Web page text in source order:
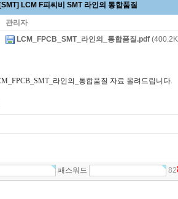
[SMT] LCM F피씨비 SMT 라인의 통합품질
관리자
LCM_FPCB_SMT_라인의_통합품질.pdf
라인의_통합품질 자료 올려드립니다.
패스워드 82